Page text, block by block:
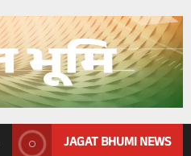
JAGAT BHUMI NEWS